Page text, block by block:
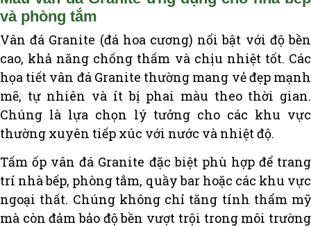
và phòng tắm
Vân đá Granite (đá hoa cương) nổi bật với độ bền
cao, khả năng chống thấm và chịu nhiệt tốt. Các
họa tiết vân đá Granite thường mang vẻ đẹp mạnh
mẽ, tự nhiên và ít bị phai màu theo thời gian.
Chúng là lựa chọn lý tưởng cho các khu vực
thường xuyên tiếp xúc với nước và nhiệt độ.
Tấm ốp vân đá Granite đặc biệt phù hợp để trang
trí nhà bếp, phòng tắm, quầy bar hoặc các khu vực
ngoại thất. Chúng không chỉ tăng tính thẩm mỹ
mà còn đảm bảo độ bền vượt trội trong môi trường